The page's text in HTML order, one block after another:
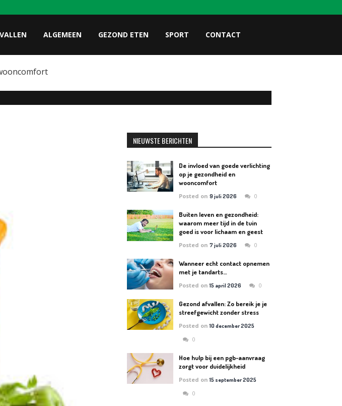
ALGEMEEN GEZOND ETEN SPORT CONTACT
NIEUWSTE BERICHTEN
De invloed van goede verlichting
op je gezondheid en
wooncomfort
Posted on9 juli 2026 0
Buiten leven en gezondheid:
waarom meer tijd in de tuin
goed is voor lichaam en geest
Posted on7 juli 2026 0
Wanneer echt contact opnemen
met je tandarts…
Posted on15 april 2026 0
Gezond afvallen: Zo bereik je je
streefgewicht zonder stress
Posted on10 december 2025
0
Hoe hulp bij een pgb-aanvraag
zorgt voor duidelijkheid
Posted on15 september 2025
0